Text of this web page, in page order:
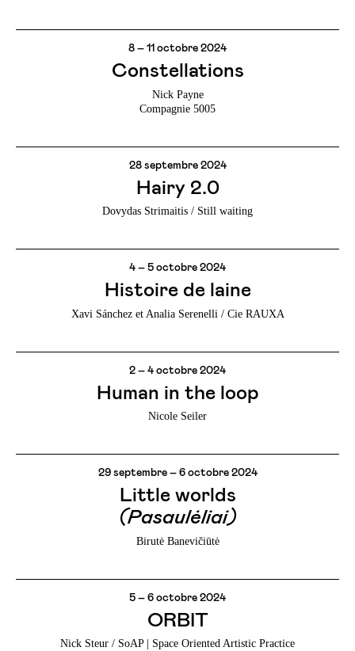
8 – 11 octobre 2024
Constellations
Nick Payne
Compagnie 5005
28 septembre 2024
Hairy 2.0
Dovydas Strimaitis / Still waiting
4 – 5 octobre 2024
Histoire de laine
Xavi Sánchez et Analia Serenelli / Cie RAUXA
2 – 4 octobre 2024
Human in the loop
Nicole Seiler
29 septembre – 6 octobre 2024
Little worlds
(Pasaulėliai)
Birutė Banevičiūtė
5 – 6 octobre 2024
ORBIT
Nick Steur / SoAP | Space Oriented Artistic Practice